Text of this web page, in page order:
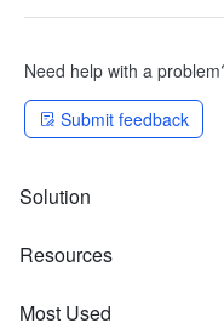
Need help with a
Submit feedback
Solution
Resources
Most Used